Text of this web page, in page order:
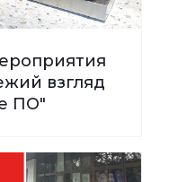
взгляд
ПО"